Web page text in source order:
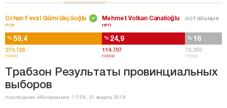
Orhan Fevzi Gümrükçüoğlu
ПСР
%59,4
273.726
голос
Mehmet Volkan Canalioğlu
НРП
% 24,9
114.707
голос
остальные
% 16
72.393
голос
Трабзон Результаты провинциальных
выборов
последние обновления: 17:59, 21 марта 2019